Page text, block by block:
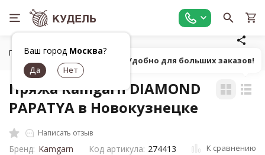
Ваш город Москва?
Главная Все для вязания
Пряжа Kamgarn DIAMOND
PAPATYA в Новокузнецке
Написать отзыв
Бренд: Kamgarn Код артикула: 274413 К сравнению
Попробуй! Удобно для больших заказов!